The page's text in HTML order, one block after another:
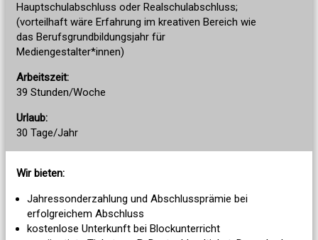
Hauptschulabschluss oder Realschulabschluss;
(vorteilhaft wäre Erfahrung im kreativen Bereich wie
das Berufsgrundbildungsjahr für
Mediengestalter*innen)
Arbeitszeit:
39 Stunden/Woche
Urlaub:
30 Tage/Jahr
Wir bieten:
Jahressonderzahlung und Abschlussprämie bei
erfolgreichem Abschluss
kostenlose Unterkunft bei Blockunterricht